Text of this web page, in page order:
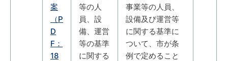
案
（P
D
F：
18
等の人
員、設
備、運営
等の基準
に関する
事業等の人員、
設備及び運営等
に関する基準に
ついて、市が条
例で定めること